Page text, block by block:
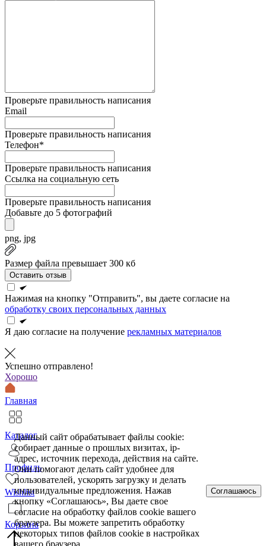
Проверьте правильность написания
Email
Проверьте правильность написания
Телефон*
Проверьте правильность написания
Ссылка на социальную сеть
Проверьте правильность написания
Добавьте до 5 фотографий
png, jpg
Размер файла превышает 300 кб
Оставить отзыв
Нажимая на кнопку "Отправить", вы даете согласие на
обработку своих персональных данных
Я даю согласие на получение рекламных материалов
Успешно отправлено!
Хорошо
Главная
Каталог
Профиль
Wishlist
Корзина
Данный сайт обрабатывает файлы cookie:
собирает данные о прошлых визитах, ip-
адрес, источник перехода, действия на сайте.
Они помогают делать сайт удобнее для
пользователей, ускорять загрузку и делать
индивидуальные предложения. Нажав
кнопку «Соглашаюсь», Вы даете свое
согласие на обработку файлов cookie вашего
браузера. Вы можете запретить обработку
некоторых типов файлов cookie в настройках
вашего браузера.
Соглашаюсь